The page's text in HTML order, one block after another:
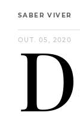
SABER VIVER
OUT. 05, 2020
D